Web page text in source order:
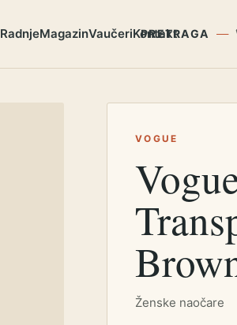
RadnjeMagazinVaučeriKontakt
PRETRAGA
VOGUE
Ženske naočare